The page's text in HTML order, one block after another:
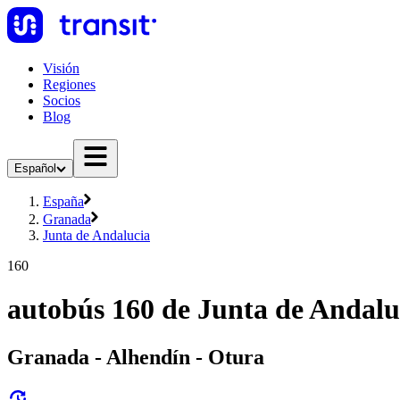
Visión
Regiones
Socios
Blog
Español
España
Granada
Junta de Andalucia
160
autobús 160 de Junta de
Granada - Alhendín - Otura